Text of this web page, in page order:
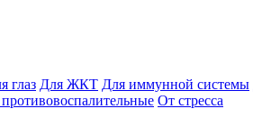
глаз Для ЖКТ Для иммунной системы
От стресса